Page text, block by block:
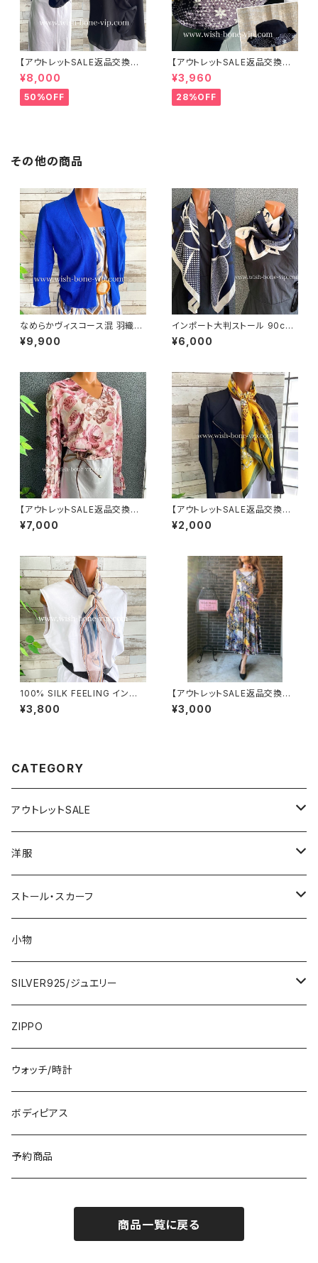
【アウトレットSALE返品交換不
可8/20まで】イタリア製 CASA
DEILUCA ITALY｜前フリル＆B
IGフリルトップス /ブラック
¥8,000
50%OFF
【アウトレットSALE返品交換不
可8/20まで】ワッフル立体フラワ
ー＆無地 2way リバーシブルハ
ット・ワイヤー入り変形ハット・フ
ラワー帽子【ブラック】
¥3,960
28%OFF
その他の商品
なめらかヴィスコース混 羽織り
カーディガン USAインポート/ブ
ルー
¥9,900
インポート大判ストール 90cm
大判スクエア Silk Feeling お
しゃれなツヤスカーフ/ネイビー
¥6,000
【アウトレットSALE返品交換不
可8/20まで】イタリア製トップス
｜ Made in ITALY｜フリル長
¥7,000
【アウトレットSALE返品交換不
可8/20まで】【フランスインポー
ト】 90cm大判スクエア 室内ス
¥2,000
100% SILK FEELING インポ
ートスカーフ｜ 透けシフォンス
カーフ・アレンジ小さめスカー
¥3,800
【アウトレットSALE返品交換不
可8/20まで】フランス製インポ
ート・ロング丈マキシワンピース
¥3,000
CATEGORY
アウトレットSALE
1000円
2000円
3000円
5000円
7000円
洋服
インポートワンピース
ロング・マキシ
ひざ・ミディ
トップス・カーディガン・アウター
カーディガン
イタリア製ジャケット
スカート・パンツ
ストール・スカーフ
大判ストール・ロングスカーフ
小さめスカーフ
コットンストール・スカーフ
冬物・マフラー
小物
SILVER925/ジュエリー
指輪・リング
ネックレス・ペンダントトップ
ピアス・イヤリング
ブレスレット・バングル
ZIPPO
ウォッチ/時計
ボディピアス
予約商品
商品一覧に戻る